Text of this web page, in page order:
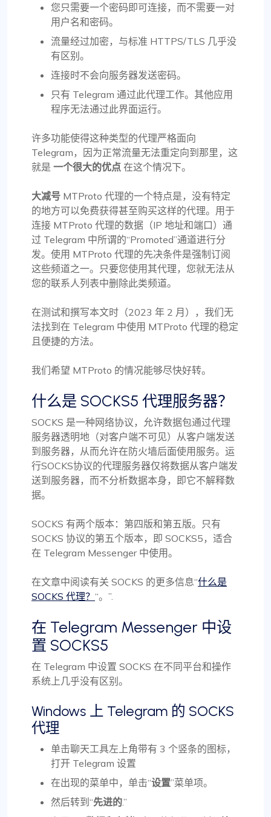
您只需要一个密码即可连接，而不需要一对
用户名和密码。
流量经过加密，与标准 HTTPS/TLS 几乎没
有区别。
连接时不会向服务器发送密码。
只有 Telegram 通过此代理工作。其他应用
程序无法通过此界面运行。
许多功能使得这种类型的代理严格面向
Telegram，因为正常流量无法重定向到那里，这
就是 一个很大的优点 在这个情况下。
大减号 MTProto 代理的一个特点是，没有特定
的地方可以免费获得甚至购买这样的代理。用于
连接 MTProto 代理的数据（IP 地址和端口）通
过 Telegram 中所谓的“Promoted”通道进行分
发。使用 MTProto 代理的先决条件是强制订阅
这些频道之一。只要您使用其代理，您就无法从
您的联系人列表中删除此类频道。
在测试和撰写本文时（2023 年 2 月），我们无
法找到在 Telegram 中使用 MTProto 代理的稳定
且便捷的方法。
我们希望 MTProto 的情况能够尽快好转。
什么是 SOCKS5 代理服务器？
SOCKS 是一种网络协议，允许数据包通过代理
服务器透明地（对客户端不可见）从客户端发送
到服务器，从而允许在防火墙后面使用服务。运
行SOCKS协议的代理服务器仅将数据从客户端发
送到服务器，而不分析数据本身，即它不解释数
据。
SOCKS 有两个版本：第四版和第五版。只有
SOCKS 协议的第五个版本，即 SOCKS5，适合
在 Telegram Messenger 中使用。
在文章中阅读有关 SOCKS 的更多信息“什么是
SOCKS 代理？ “。”.
在 Telegram Messenger 中设
置 SOCKS5
在 Telegram 中设置 SOCKS 在不同平台和操作
系统上几乎没有区别。
Windows 上 Telegram 的 SOCKS
代理
单击聊天工具左上角带有 3 个竖条的图标，
打开 Telegram 设置
在出现的菜单中，单击“设置”菜单项。
然后转到“先进的.”